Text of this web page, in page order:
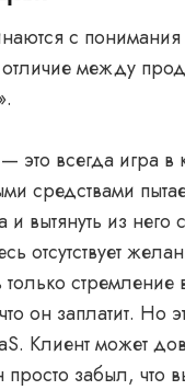
с понимания
отличие между
это всегда игра в
средствами
и вытянуть из него
отсутствует
стремление
он заплатит. Но
Клиент может
просто забыл, что